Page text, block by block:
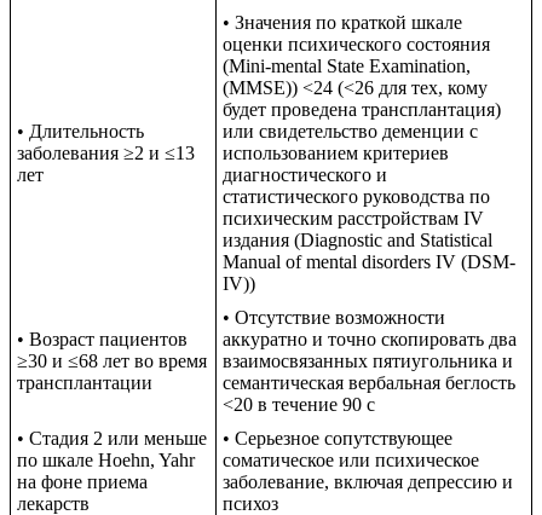
• Длительность
заболевания ≥2 и ≤13
лет
• Значения по краткой шкале
оценки психического состояния
(Mini-mental State Examination,
(MMSE)) <24 (<26 для тех, кому
будет проведена трансплантация)
или свидетельство деменции с
использованием критериев
диагностического и
статистического руководства по
психическим расстройствам IV
издания (Diagnostic and Statistical
Manual of mental disorders IV (DSM-
IV))
• Возраст пациентов
≥30 и ≤68 лет во время
трансплантации
• Отсутствие возможности
аккуратно и точно скопировать два
взаимосвязанных пятиугольника и
семантическая вербальная беглость
<20 в течение 90 с
• Стадия 2 или меньше
по шкале Hoehn, Yahr
на фоне приема
лекарств
• Серьезное сопутствующее
соматическое или психическое
заболевание, включая депрессию и
психоз